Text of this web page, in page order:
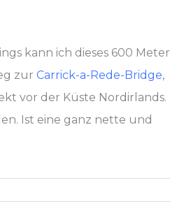
kann ich dieses 600 Meter
zur Carrick-a-Rede-Bridge,
vor der Küste Nordirlands.
Ist eine ganz nette und